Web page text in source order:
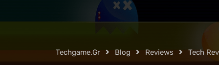
Techgame.gr Blog Reviews Tech